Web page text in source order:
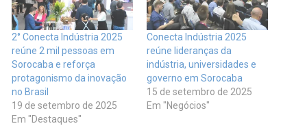
2° Conecta Indústria 2025
reúne 2 mil pessoas em
Sorocaba e reforça
protagonismo da inovação
no Brasil
19 de setembro de 2025
Em "Destaques"
Conecta Indústria 2025
reúne lideranças da
indústria, universidades e
governo em Sorocaba
15 de setembro de 2025
Em "Negócios"